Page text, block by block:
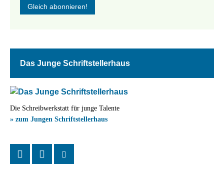
Das Junge Schriftstellerhaus
Die Schreibwerkstatt für junge Talente
» zum Jungen Schriftstellerhaus